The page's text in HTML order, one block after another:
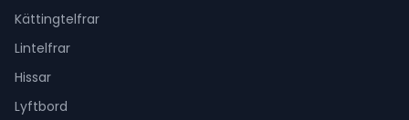
Kättingtelfrar
Lintelfrar
Hissar
Lyftbord